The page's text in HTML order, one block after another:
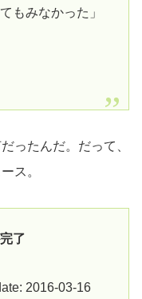
もみなかった」
ったんだ。だって、
ス。
了
2016-03-16